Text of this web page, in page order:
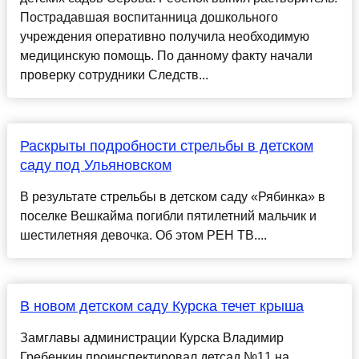
Пострадавшая воспитанница дошкольного
учреждения оперативно получила необходимую
медицинскую помощь. По данному факту начали
проверку сотрудники Следств...
Раскрыты подробности стрельбы в детском
саду под Ульяновском
В результате стрельбы в детском саду «Рябинка» в
поселке Вешкайма погибли пятилетний мальчик и
шестилетняя девочка. Об этом РЕН ТВ....
В новом детском саду Курска течет крыша
Замглавы администрации Курска Владимир